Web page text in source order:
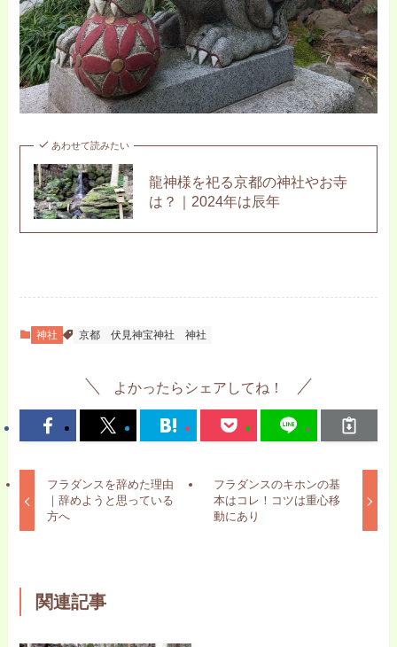
あわせて読みたい
龍神様を祀る京都の神社やお寺
は？｜2024年は辰年
神社 京都 伏見神宝神社 神社
よかったらシェアしてね！
フラダンスを辞めた理由
｜辞めようと思っている
方へ
フラダンスのキホンの基
本はコレ！コツは重心移
動にあり
関連記事